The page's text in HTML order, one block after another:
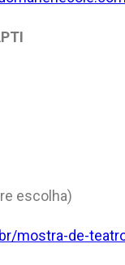
escolha)
mostra-de-